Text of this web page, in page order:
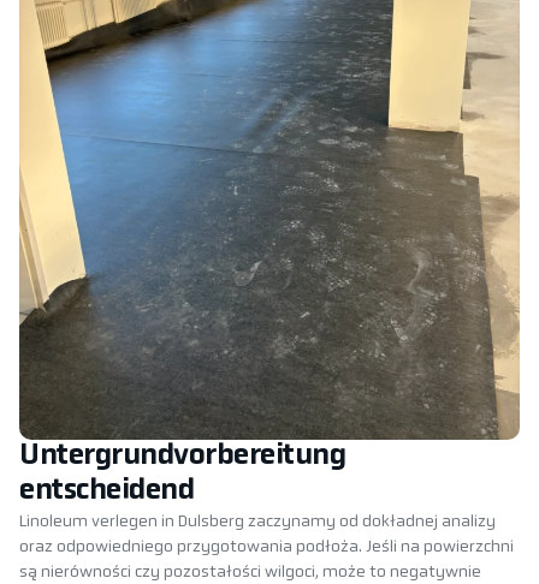
Untergrundvorbereitung
entscheidend
Linoleum verlegen in Dulsberg zaczynamy od dokładnej analizy
oraz odpowiedniego przygotowania podłoża. Jeśli na powierzchni
są nierówności czy pozostałości wilgoci, może to negatywnie